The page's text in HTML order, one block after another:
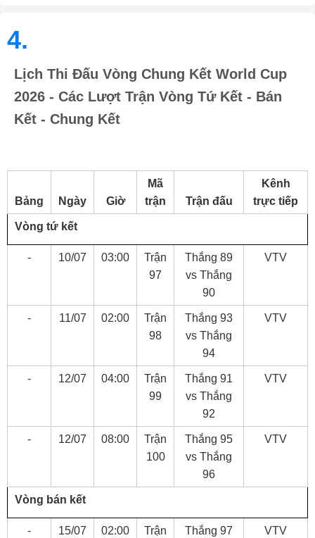
4.
Lịch Thi Đấu Vòng Chung Kết World Cup
2026 - Các Lượt Trận Vòng Tứ Kết - Bán
Kết - Chung Kết
Bảng Ngày Giờ
Mã
trận
Trận đấu
Kênh
trực tiếp
Vòng tứ kết
- 10/07 03:00
Trận
97
Thắng 89
vs Thắng
90
VTV
- 11/07 02:00
Trận
98
Thắng 93
vs Thắng
94
VTV
- 12/07 04:00
Trận
99
Thắng 91
vs Thắng
92
VTV
- 12/07 08:00
Trận
100
Thắng 95
vs Thắng
96
VTV
Vòng bán kết
- 15/07 02:00
Trận
Thắng 97
VTV